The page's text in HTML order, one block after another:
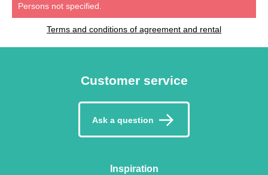
Persons not specified.
Terms and conditions of agreement and rental
Customer service
Ask a question
Inspiration